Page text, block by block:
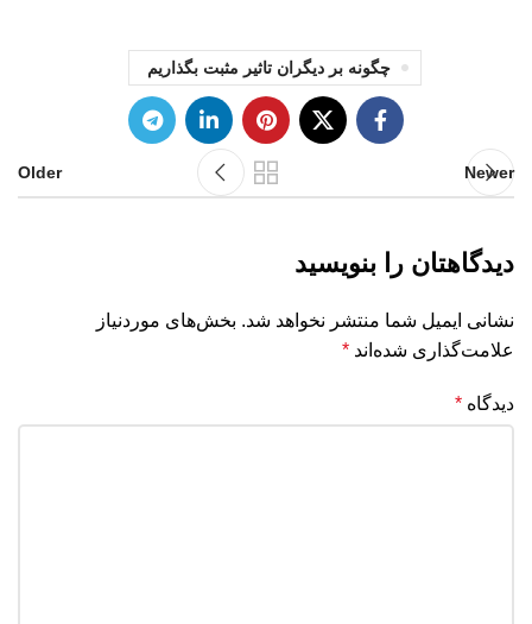
چگونه بر دیگران تاثیر مثبت بگذاریم
Newer
Older
دیدگاهتان را بنویسید
نشانی ایمیل شما منتشر نخواهد شد. بخش‌های موردنیاز
علامت‌گذاری شده‌اند *
دیدگاه *